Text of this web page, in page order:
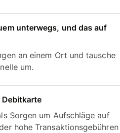
unterwegs, und das auf
an einem Ort und tausche
um.
Sorgen um Aufschläge auf
hohe Transaktionsgebühren